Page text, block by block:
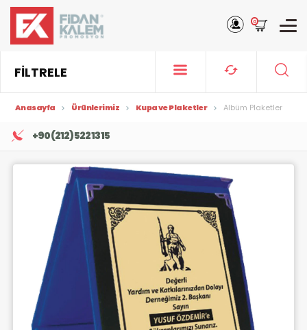
0
FİLTRELE
Anasayfa Ürünlerimiz Kupa ve Plaketler Albüm Plaketler
+90 (212) 522 13 15